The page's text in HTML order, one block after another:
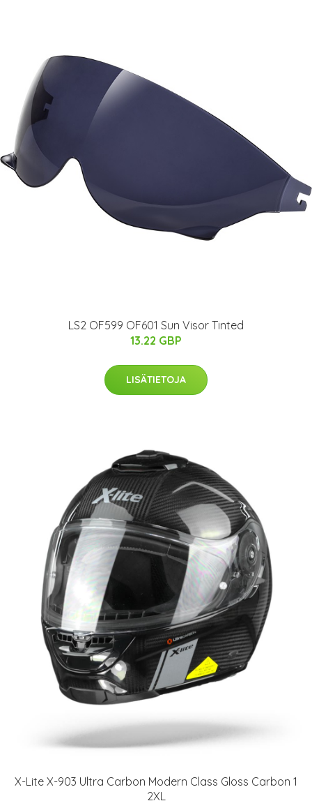
LS2 OF599 OF601 Sun Visor Tinted
13.22 GBP
LISÄTIETOJA
X-Lite X-903 Ultra Carbon Modern Class Gloss Carbon 1
2XL